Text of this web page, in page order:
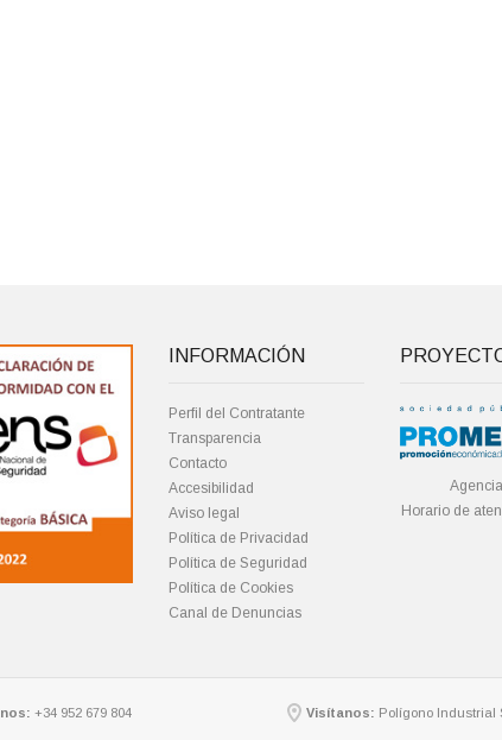
INFORMACIÓN
Perfil del Contratante
Transparencia
Contacto
Accesibilidad
Aviso legal
Política de Privacidad
Política de Seguridad
Política de Cookies
Canal de Denuncias
Horario de
+34 952 679 804 Visítanos: Polígono Industrial